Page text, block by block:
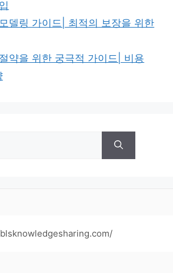
델링 가이드| 최적의 보장을 위한
약을 위한 궁극적 가이드| 비용